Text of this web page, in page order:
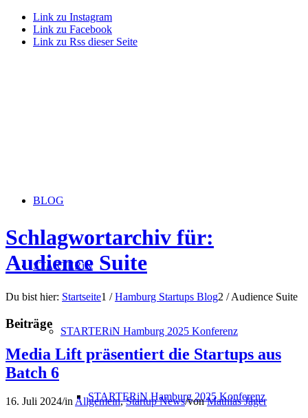
Link zu Instagram
Link zu Facebook
Link zu Rss dieser Seite
BLOG
STARTERiN
STARTERiN Hamburg 2025 Konferenz
STARTERiN Hamburg 2025 Konferenz
Schlagwortarchiv für:
Audience Suite
Du bist hier: Startseite1 / Hamburg Startups Blog2 / Audience Suite
Beiträge
Media Lift präsentiert die Startups aus
Batch 6
16. Juli 2024/inAllgemein,Startup News/vonMathias Jäger